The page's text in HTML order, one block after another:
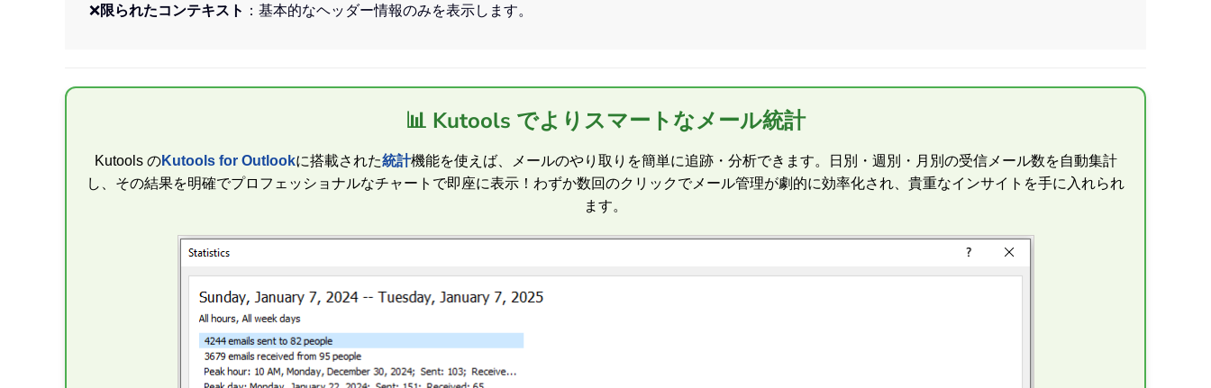
❌限られたコンテキスト ：基本的なヘッダー情報のみを表示します。
📊 Kutools でよりスマートなメール統計
Kutools のKutools for Outlookに搭載された統計機能を使えば、メールのやり取りを簡単に追跡・分析できます。日別・週別・月別の受信メール数を自動集計
し、その結果を明確でプロフェッショナルなチャートで即座に表示！わずか数回のクリックでメール管理が劇的に効率化され、貴重なインサイトを手に入れられ
ます。